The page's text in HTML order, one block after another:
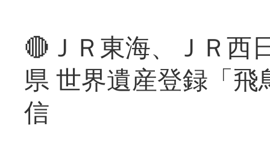
🔴ＪＲ東海、ＪＲ西
県 世界遺産登録「
信